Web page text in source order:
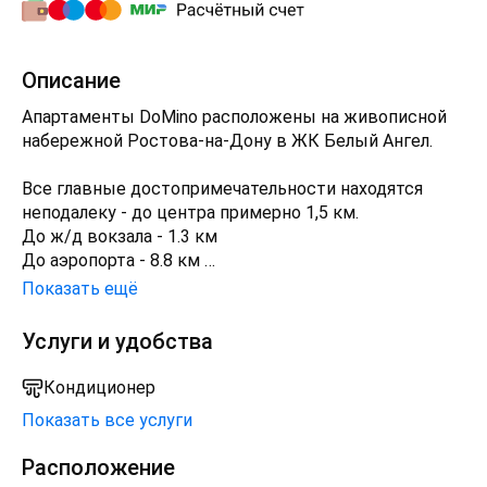
Описание
Апартаменты DoMino расположены на живописной
набережной Ростова-на-Дону в ЖК Белый Ангел.
Все главные достопримечательности находятся
неподалеку - до центра примерно 1,5 км.
До ж/д вокзала - 1.3 км
До аэропорта - 8.8 км
банкоматы, аптека, супермаркет, кофейня и даже
салон красоты.
На территории вы найдете зону отдыха и детскую
площадку, а также ресторан.
машина, холодильник и телевизор, а ещё гостям
Показать ещё
Услуги и удобства
Кондиционер
Показать все услуги
Расположение